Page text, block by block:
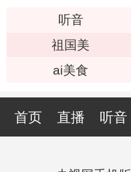
听音
祖国美
ai美食
首页 直播 听音